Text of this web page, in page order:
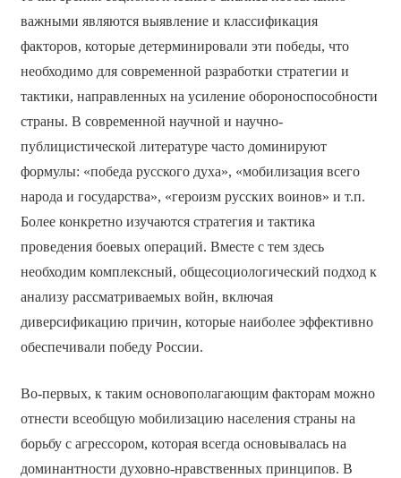
важными являются выявление и классификация
факторов, которые детерминировали эти победы, что
необходимо для современной разработки стратегии и
тактики, направленных на усиление обороноспособности
страны. В современной научной и научно-
публицистической литературе часто доминируют
формулы: «победа русского духа», «мобилизация всего
народа и государства», «героизм русских воинов» и т.п.
Более конкретно изучаются стратегия и тактика
проведения боевых операций. Вместе с тем здесь
необходим комплексный, общесоциологический подход к
анализу рассматриваемых войн, включая
диверсификацию причин, которые наиболее эффективно
обеспечивали победу России.
Во-первых, к таким основополагающим факторам можно
отнести всеобщую мобилизацию населения страны на
борьбу с агрессором, которая всегда основывалась на
доминантности духовно-нравственных принципов. В